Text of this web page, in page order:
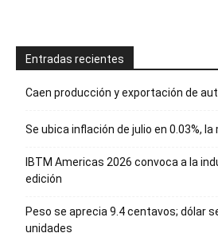
Entradas recientes
Caen producción y exportación de
Se ubica inflación de julio en 0.03%,
IBTM Americas 2026 convoca a la
edición
Peso se aprecia 9.4 centavos; dólar
unidades